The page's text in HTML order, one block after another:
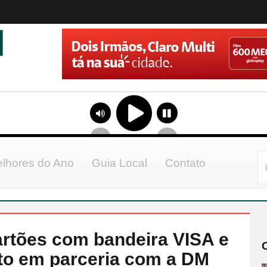
do Ano Guia Local Contato
com bandeira VISA e
em parceria com a DM